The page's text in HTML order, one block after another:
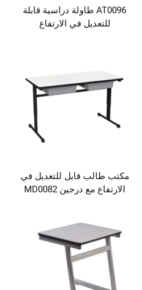
AT0096 طاولة دراسية قابلة
للتعديل في الارتفاع
مكتب طالب قابل للتعديل في
الارتفاع مع درجين MD0082